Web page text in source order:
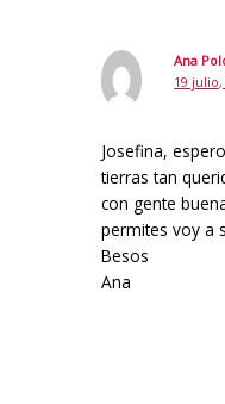
Ana
19 julio,
Josefina,
tierras tan
con gente
permites voy a
Besos
Ana